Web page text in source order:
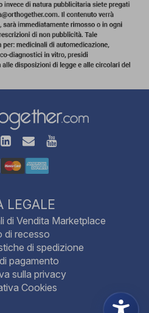
LEGALE
di Vendita Marketplace
di recesso
di spedizione
pagamento
sulla privacy
Cookies